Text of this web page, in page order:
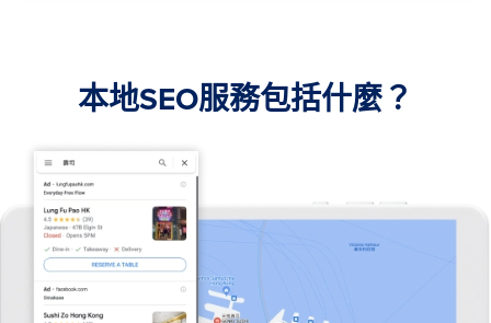
本地SEO服務包括什麼？